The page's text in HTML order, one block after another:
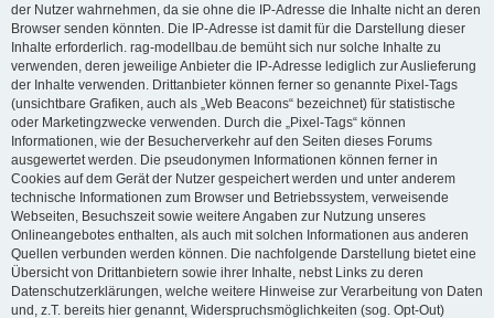
der Nutzer wahrnehmen, da sie ohne die IP-Adresse die Inhalte nicht an deren
Browser senden könnten. Die IP-Adresse ist damit für die Darstellung dieser
Inhalte erforderlich. rag-modellbau.de bemüht sich nur solche Inhalte zu
verwenden, deren jeweilige Anbieter die IP-Adresse lediglich zur Auslieferung
der Inhalte verwenden. Drittanbieter können ferner so genannte Pixel-Tags
(unsichtbare Grafiken, auch als „Web Beacons“ bezeichnet) für statistische
oder Marketingzwecke verwenden. Durch die „Pixel-Tags“ können
Informationen, wie der Besucherverkehr auf den Seiten dieses Forums
ausgewertet werden. Die pseudonymen Informationen können ferner in
Cookies auf dem Gerät der Nutzer gespeichert werden und unter anderem
technische Informationen zum Browser und Betriebssystem, verweisende
Webseiten, Besuchszeit sowie weitere Angaben zur Nutzung unseres
Onlineangebotes enthalten, als auch mit solchen Informationen aus anderen
Quellen verbunden werden können. Die nachfolgende Darstellung bietet eine
Übersicht von Drittanbietern sowie ihrer Inhalte, nebst Links zu deren
Datenschutzerklärungen, welche weitere Hinweise zur Verarbeitung von Daten
und, z.T. bereits hier genannt, Widerspruchsmöglichkeiten (sog. Opt-Out)